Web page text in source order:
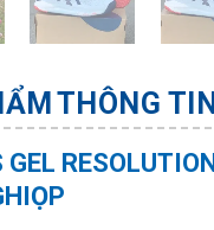
THÔNG